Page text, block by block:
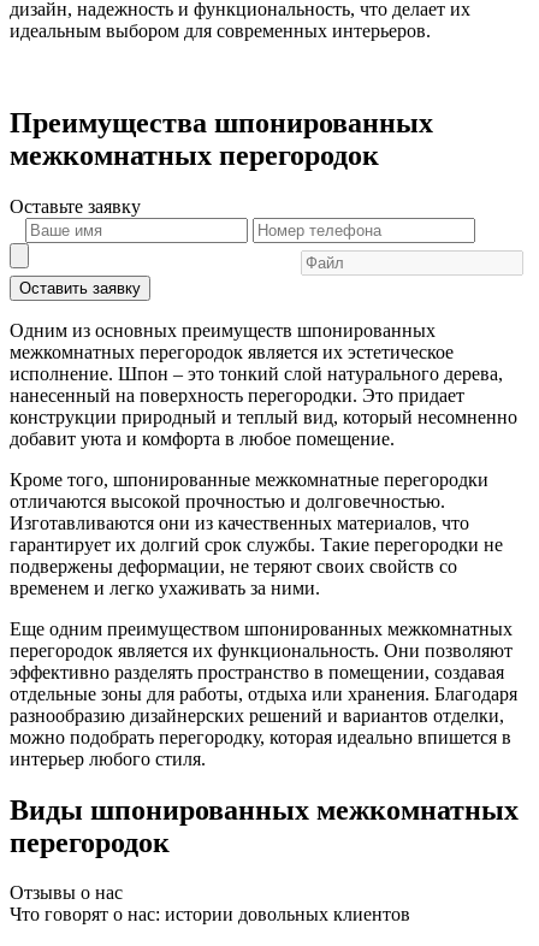
дизайн, надежность и функциональность, что делает их
идеальным выбором для современных интерьеров.
Преимущества шпонированных
межкомнатных перегородок
Оставьте заявку
Оставить заявку
Одним из основных преимуществ шпонированных
межкомнатных перегородок является их эстетическое
исполнение. Шпон – это тонкий слой натурального дерева,
нанесенный на поверхность перегородки. Это придает
конструкции природный и теплый вид, который несомненно
добавит уюта и комфорта в любое помещение.
Кроме того, шпонированные межкомнатные перегородки
отличаются высокой прочностью и долговечностью.
Изготавливаются они из качественных материалов, что
гарантирует их долгий срок службы. Такие перегородки не
подвержены деформации, не теряют своих свойств со
временем и легко ухаживать за ними.
Еще одним преимуществом шпонированных межкомнатных
перегородок является их функциональность. Они позволяют
эффективно разделять пространство в помещении, создавая
отдельные зоны для работы, отдыха или хранения. Благодаря
разнообразию дизайнерских решений и вариантов отделки,
можно подобрать перегородку, которая идеально впишется в
интерьер любого стиля.
Виды шпонированных межкомнатных
перегородок
Отзывы о нас
Что говорят о нас: истории довольных клиентов